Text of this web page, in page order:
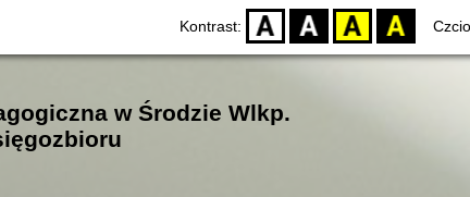
Kontrast: D BW YB BY
w Środzie Wlkp.